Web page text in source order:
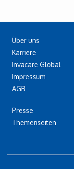
Über uns
Karriere
Invacare Global
Impressum
AGB
Presse
Themenseiten